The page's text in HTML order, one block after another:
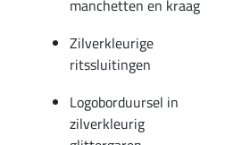
manchetten en kraag
Zilverkleurige
ritssluitingen
Logoborduursel in
zilverkleurig